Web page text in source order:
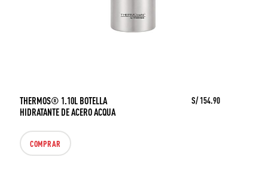
THERMOS® 1.10L BOTELLA
HIDRATANTE DE ACERO ACQUA
S/ 154.90
COMPRAR